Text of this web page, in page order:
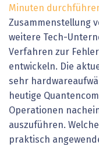
Minuten
Zusammenstellung
weitere Tech-
Verfahren zur
entwickeln. Die
sehr
heutige
Operationen
auszuführen.
praktisch